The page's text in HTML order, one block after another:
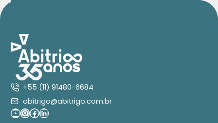
+55 (11) 91480-6684
abitrigo@abitrigo.com.br
Youtube
Instagram
Facebook
LinkedIn